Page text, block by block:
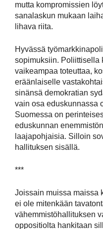
mutta kompromissien
sanalaskun mukaan
lihava riita.
Hyvässä
sopimuksiin. Poliittisella
vaikeampaa toteuttaa,
eräänlaiselle
sinänsä demokratian
vain osa eduskunnassa
Suomessa on
eduskunnan
laajapohjaisia. Silloin
hallituksen sisällä.
***
Joissain muissa maissa
ei ole mitenkään
vähemmistöhallituksen
oppositiolta hankitaan